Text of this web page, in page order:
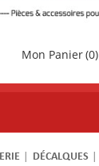
Mon Panier(0)
DÉCALQUES